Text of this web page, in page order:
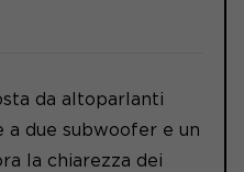
da altoparlanti
due subwoofer e un
la chiarezza dei